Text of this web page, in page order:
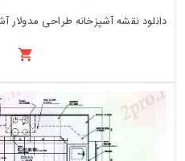
دانلود نقشه آشپزخانه طراحی مدولار